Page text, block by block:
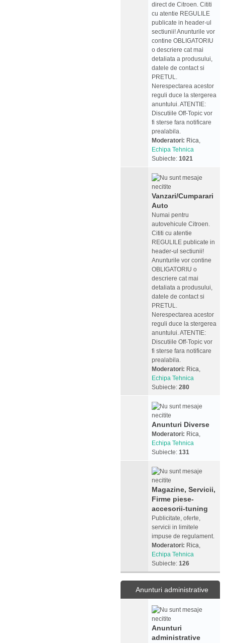
direct de Citroen. Cititi
cu atentie REGULILE
publicate in header-ul
sectiunii! Anunturile vor
contine OBLIGATORIU
o descriere cat mai
detaliata a produsului,
datele de contact si
PRETUL.
Nerespectarea acestor
reguli duce la stergerea
anuntului. ATENTIE:
Discutiile Off-Topic vor
fi sterse fara notificare
prealabila.
Moderatori: Rica,
Echipa Tehnica
Subiecte: 1021
Vanzari/Cumparari
Auto
Numai pentru
autovehicule Citroen.
Cititi cu atentie
REGULILE publicate in
header-ul sectiunii!
Anunturile vor contine
OBLIGATORIU o
descriere cat mai
detaliata a produsului,
datele de contact si
PRETUL.
Nerespectarea acestor
reguli duce la stergerea
anuntului. ATENTIE:
Discutiile Off-Topic vor
fi sterse fara notificare
prealabila.
Moderatori: Rica,
Echipa Tehnica
Subiecte: 280
Anunturi Diverse
Moderatori: Rica,
Echipa Tehnica
Subiecte: 131
Magazine, Servicii,
Firme piese-
accesorii-tuning
Publicitate, oferte,
servicii in limitele
impuse de regulament.
Moderatori: Rica,
Echipa Tehnica
Subiecte: 126
Anunturi administrative
Anunturi
administrative